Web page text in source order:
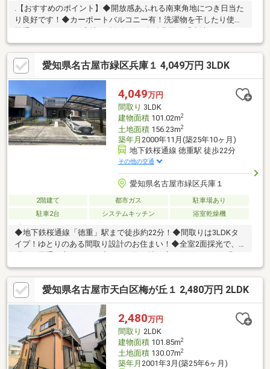
.【おすすめのポイント】◆開放感あふれる南東角地につき日当た
り良好です！◆カーポートバルコニー有！洗濯物を干したり使い
ス約12、「音貝小学校前」停から徒歩約4分の立地です！◆小学
校、保育園まで徒歩10分圏内なので通園通学も近くて安心！【周
辺環境】〇音貝保育園 徒歩約6分〇兵庫小学校 徒歩約8分〇春
木中学校 徒歩約22分〇スギ薬局東郷西店 徒歩約3分〇ミニス
トップ音貝店 徒歩約4分【ご来店・ご案内希望のお客様へ】ご希
望のお日にちをお気軽にご連絡ください。資金計画や住宅ローン
のご相談も無料でご案内いたします！
愛知県名古屋市緑区兵庫１ 4,049万円 3LDK
4,049万円
間取り 3LDK
建物面積101.02m2
土地面積156.23m2
築年月 2000年11月(築25年10ヶ月)
地下鉄桜通線 徳重駅 徒歩22分
その他の交通
愛知県名古屋市緑区兵庫１
2階建て 都市ガス
駐車場あり
駐車2台
システムキッチン 浴室乾燥機
◆地下鉄桜通線「徳重」駅まで徒歩約22分！◆間取りは3LDKタ
イプ！ゆとりのある間取り設計のお住まい！◆全室2面採光で、
せる空間です！◆2026年6月内外装リフォーム！◆コミュニケー
ションの機会が増えるリビング階段採用！ご家族の帰宅を温かく
迎えることができますね！◆お料理中も会話の弾む対面式キッチ
ン！◆ストック収納にも便利な床下収納有！◆納戸があり収納ス
ペースも豊富！季節物もスッキリ片付きそうです！◆駐車スペー
ス2台分ございます！来客時にも心強いですね！◆「コノミヤ(神
の倉)」まで徒歩約7分、毎日のお買い物に便利
愛知県名古屋市天白区梅が丘１ 2,480万円 2LDK
2,480万円
間取り 2LDK
建物面積101.85m2
土地面積130.07m2
築年月 2001年3月(築25年6ヶ月)